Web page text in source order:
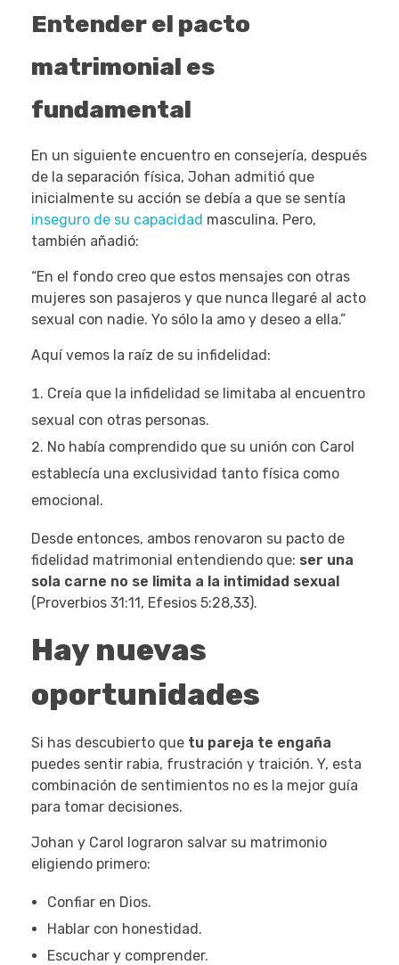
Entender el pacto
matrimonial es
fundamental
En un siguiente encuentro en consejería, después
de la separación física, Johan admitió que
inicialmente su acción se debía a que se sentía
inseguro de su capacidad masculina. Pero,
también añadió:
“En el fondo creo que estos mensajes con otras
mujeres son pasajeros y que nunca llegaré al acto
sexual con nadie. Yo sólo la amo y deseo a ella.”
Aquí vemos la raíz de su infidelidad:
Creía que la infidelidad se limitaba al encuentro
sexual con otras personas.
No había comprendido que su unión con Carol
establecía una exclusividad tanto física como
emocional.
Desde entonces, ambos renovaron su pacto de
fidelidad matrimonial entendiendo que: ser una
sola carne no se limita a la intimidad sexual
(Proverbios 31:11, Efesios 5:28,33).
Hay nuevas
oportunidades
Si has descubierto que tu pareja te engaña
puedes sentir rabia, frustración y traición. Y, esta
combinación de sentimientos no es la mejor guía
para tomar decisiones.
Johan y Carol lograron salvar su matrimonio
eligiendo primero:
Confiar en Dios.
Hablar con honestidad.
Escuchar y comprender.